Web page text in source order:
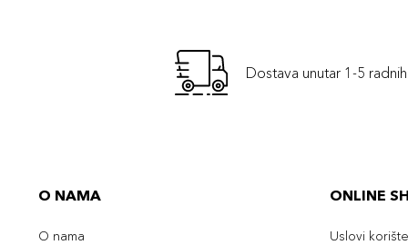
Dostava unutar 1-5
O NAMA
O nama
ONLINE
Uslovi